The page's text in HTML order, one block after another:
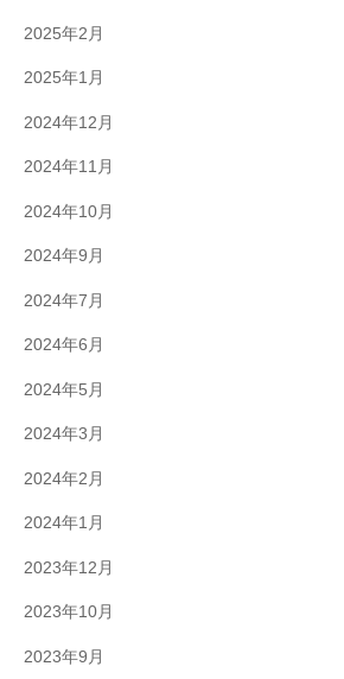
2025年2月
2025年1月
2024年12月
2024年11月
2024年10月
2024年9月
2024年7月
2024年6月
2024年5月
2024年3月
2024年2月
2024年1月
2023年12月
2023年10月
2023年9月